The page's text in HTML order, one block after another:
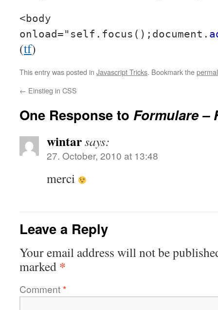
<body
onload="self.focus();document.
(tf)
This entry was posted in Javascript Tricks. Bookmark the
← Einstieg in CSS
One Response to Formulare –
wintarsays:
27. October, 2010 at 13:48
merci
Leave a Reply
Your email address will not be
marked *
Comment*